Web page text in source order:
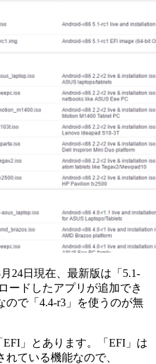
24日現在、最新版は「5.1-
ードしたアプリが追加でき
ので「4.4-r3」を使うのが無
」とあります。「EFI」は
ている機能なので、